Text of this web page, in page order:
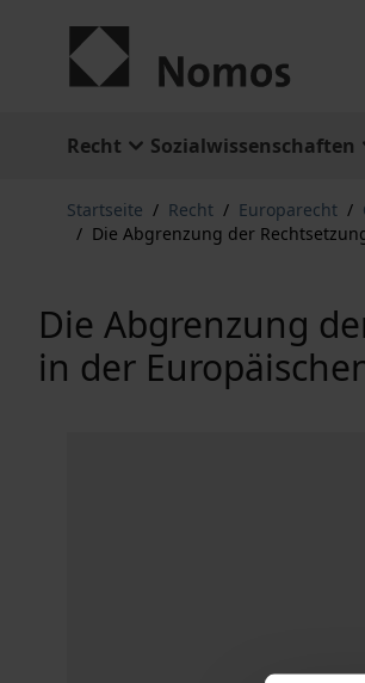
Recht Sozialwissenschaften
Startseite / Recht / Europarecht /
/ Die Abgrenzung der
Die Abgrenzung
in der